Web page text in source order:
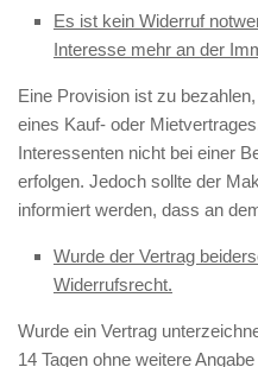
Es ist kein Widerruf
Interesse mehr an der
Eine Provision ist zu
eines Kauf- oder
Interessenten nicht bei einer
erfolgen. Jedoch sollte der
informiert werden, dass an
Wurde der Vertrag
Widerrufsrecht.
Wurde ein Vertrag
14 Tagen ohne weitere